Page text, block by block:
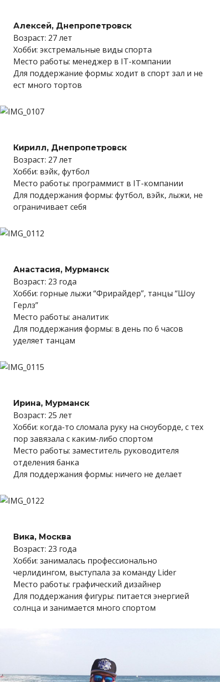
Алексей, Днепропетровск
Возраст: 27 лет
Хобби: экстремальные виды спорта
Место работы: менеджер в IT-компании
Для поддержание формы: ходит в cпорт зал и не
ест много тортов
Кирилл, Днепропетровск
Возраст: 27 лет
Хобби: вэйк, футбол
Место работы: программист в IT-компании
Для поддержания формы: футбол, вэйк, лыжи, не
ограничивает себя
Анастасия, Мурманск
Возраст: 23 года
Хобби: горные лыжи “Фрирайдер”, танцы “Шоу
Герлз”
Место работы: аналитик
Для поддержания формы: в день по 6 часов
уделяет танцам
Ирина, Мурманск
Возраст: 25 лет
Хобби: когда-то сломала руку на сноуборде, с тех
пор завязала с каким-либо спортом
Место работы: заместитель руководителя
отделения банка
Для поддержания формы: ничего не делает
Вика, Москва
Возраст: 23 года
Хобби: занималась профессионально
черлидингом, выступала за команду Lider
Место работы: графический дизайнер
Для поддержания фигуры: питается энергией
солнца и занимается много спортом